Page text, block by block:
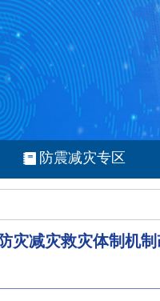
防震减灾专区
灾减灾救灾体制机